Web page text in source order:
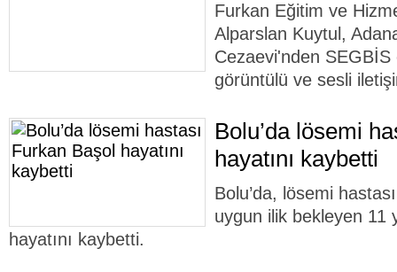
Furkan Eğitim ve
Alparslan Kuytul,
Cezaevi'nden SEGBİS
görüntülü ve sesli
Bolu’da lösemi
hayatını kaybetti
Bolu’da, lösemi
uygun ilik bekleyen 11
hayatını kaybetti.